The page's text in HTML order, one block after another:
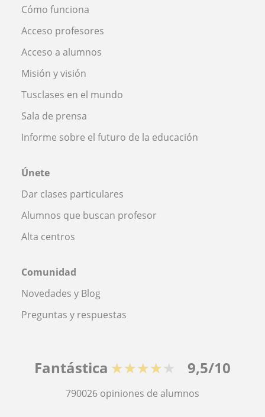
Cómo funciona
Acceso profesores
Acceso a alumnos
Misión y visión
Tusclases en el mundo
Sala de prensa
Informe sobre el futuro de la educación
Únete
Dar clases particulares
Alumnos que buscan profesor
Alta centros
Comunidad
Novedades y Blog
Preguntas y respuestas
Fantástica ★★★★★ 9,5/10
790026 opiniones de alumnos